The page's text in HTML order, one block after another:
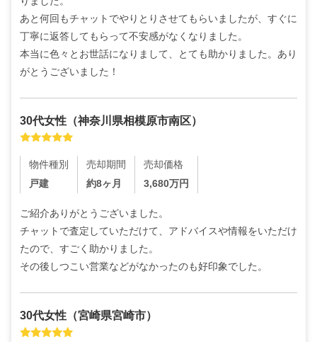
あと何回もチャットでやりとりさせてもらいましたが、すぐに
丁寧に返答してもらって不安感がなくなりました。
本当に色々とお世話になりまして、とても助かりました。あり
がとうございました！
30代女性 （神奈川県相模原市南区）
物件種別
戸建
売却期間
約8ヶ月
売却価格
3,680万円
ご紹介ありがとうございました。
チャットで査定していただけて、アドバイスや情報をいただけ
たので、すごく助かりました。
その後しつこい営業などがなかったのも好印象でした。
30代女性 （宮崎県宮崎市）